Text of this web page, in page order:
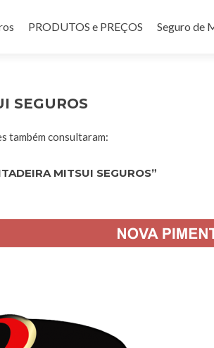
PRODUTOS e PREÇOS Seguro de
SEGUROS
também consultaram:
MITSUI SEGUROS”